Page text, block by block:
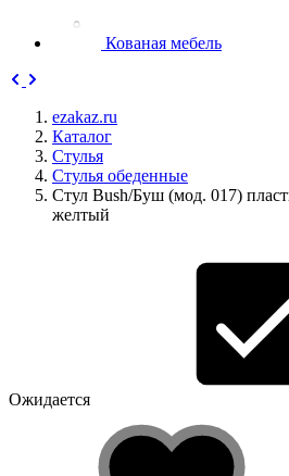
Кованая мебель
ezakaz.ru
Каталог
Стулья
Стулья обеденные
Стул Bush/Буш (мод. 017)
желтый
Ожидается